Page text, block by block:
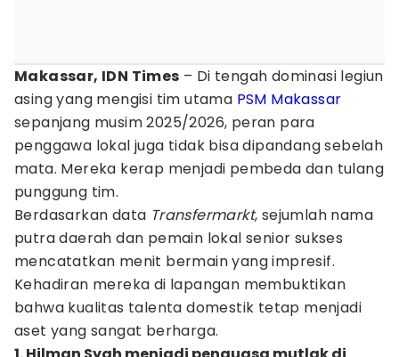
Makassar, IDN Times – Di tengah dominasi legiun
asing yang mengisi tim utama PSM Makassar
sepanjang musim 2025/2026, peran para
penggawa lokal juga tidak bisa dipandang sebelah
mata. Mereka kerap menjadi pembeda dan tulang
punggung tim.
Berdasarkan data Transfermarkt, sejumlah nama
putra daerah dan pemain lokal senior sukses
mencatatkan menit bermain yang impresif.
Kehadiran mereka di lapangan membuktikan
bahwa kualitas talenta domestik tetap menjadi
aset yang sangat berharga.